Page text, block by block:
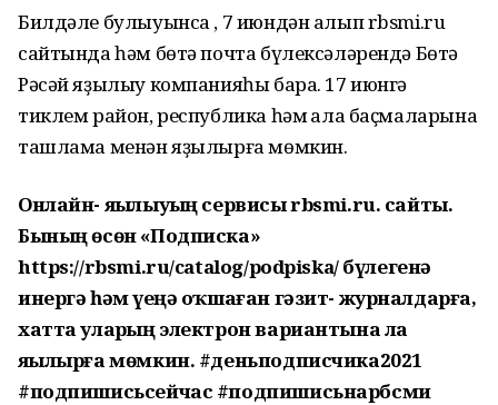
Билдәле булыуынса , 7 июндән алып rbsmi.ru
сайтында һәм бөтә почта бүлексәләрендә Бөтә
Рәсәй яҙылыу компанияһы бара. 17 июнгә
тиклем район, республика һәм ҡала баҫмаларына
ташлама менән яҙылырға мөмкин.
Онлайн- яҙылыуҙың сервисы rbsmi.ru. сайты.
Бының өсөн «Подписка»
https://rbsmi.ru/catalog/podpiska/ бүлегенә
инергә һәм үҙеңә оҡшаған гәзит- журналдарға,
хатта уларҙың электрон вариантына ла
яҙылырға мөмкин. #деньподписчика2021
#подпишисьсейчас #подпишисьнарбсми